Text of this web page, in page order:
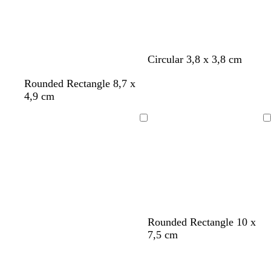
Rounded Rectangle 8,7 x
4,9 cm
Circular 3,8 x 3,8 cm
b
l
b
l
b
l
b
l
b
l
Rounded Rectangle 10 x
7,5 cm